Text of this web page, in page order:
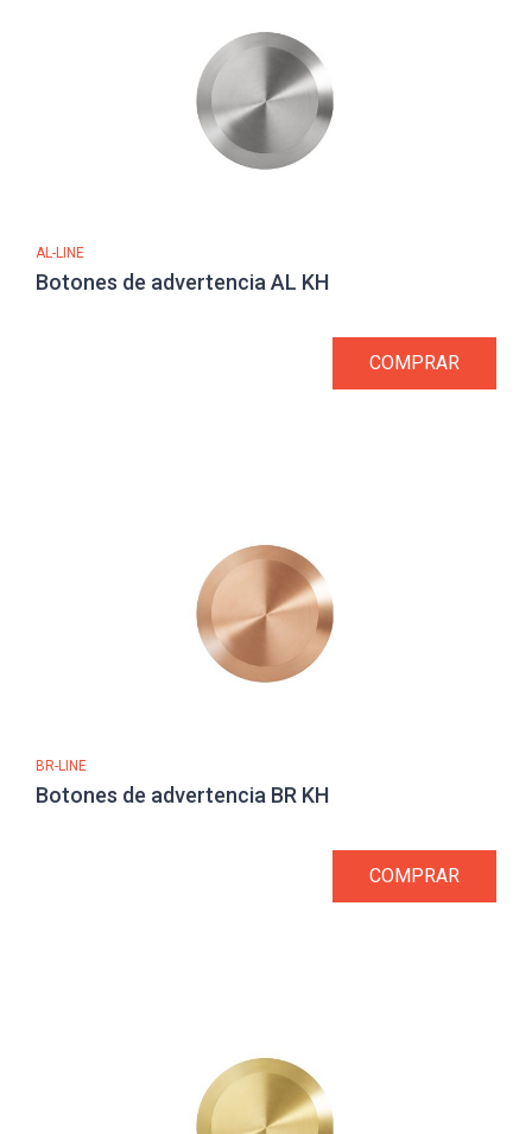
AL-LINE
Botones de advertencia AL KH
COMPRAR
BR-LINE
Botones de advertencia BR KH
COMPRAR